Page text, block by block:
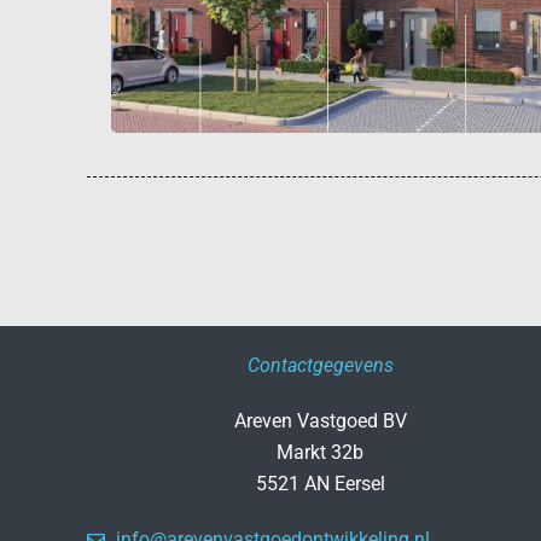
Contactgegevens
Areven Vastgoed BV
Markt 32b
5521 AN Eersel